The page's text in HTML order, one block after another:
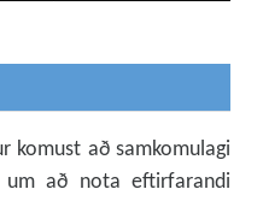
komust að samkomulagi
um að nota eftirfarandi